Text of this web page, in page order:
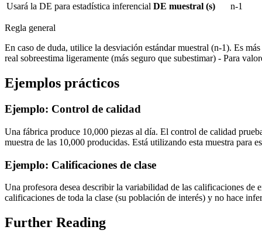
Usará la DE para estadística inferencial DE muestral (s) n-1
Regla general
En caso de duda, utilice la desviación estándar muestral (n-1). Es
real sobreestima ligeramente (más seguro que subestimar) - Para
Ejemplos prácticos
Ejemplo: Control de calidad
Una fábrica produce 10,000 piezas al día. El control de calidad
muestra de las 10,000 producidas. Está utilizando esta muestra para
Ejemplo: Calificaciones de clase
Una profesora desea describir la variabilidad de las calificaciones de
calificaciones de toda la clase (su población de interés) y no hace
Further Reading